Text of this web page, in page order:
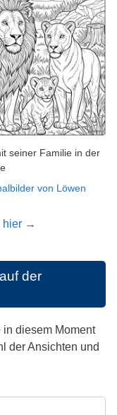
seiner Familie in der
von Löwen
hier →
der
diesem Moment
der Ansichten und